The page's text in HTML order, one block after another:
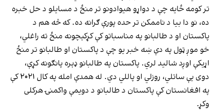
تر کومه ځایه چې د دواړو هیوادونو تر منځ د مسایلو د حل خبره
ده، نو دا بیا د ناممکن تر حده پورې ګرانه ده. که څه هم د
پاکستان او د طالبانو په مناسباتو کې کړکېچونه منځ ته راغلي،
خو موږ ټول په دې ښه خبر یو چې د پاکستان او طالبانو تر منځ
اړیکې اوږد شالید لري. پاکستان په طالبانو ډېره پانګونه کړې،
دوی یې ساتلي، روزلي او پاللي دي. له همدې امله په کال ۲۰۲۱ کې
په افغانستان کې پاکستان د طالبانو د دویمې واکمنۍ هرکلی
وکړ.